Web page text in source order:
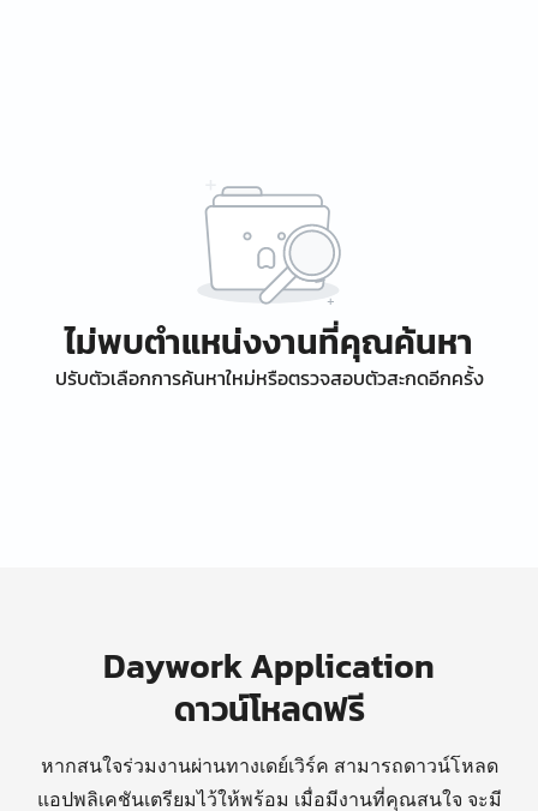
ไม่พบตำแหน่งงานที่คุณค้นหา
ปรับตัวเลือกการค้นหาใหม่หรือตรวจสอบตัวสะกดอีกครั้ง
Daywork Application
ดาวน์โหลดฟรี
หากสนใจร่วมงานผ่านทางเดย์เวิร์ค สามารถดาวน์โหลด
แอปพลิเคชันเตรียมไว้ให้พร้อม เมื่อมีงานที่คุณสนใจ จะมี